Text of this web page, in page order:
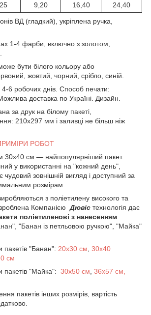
9,20 16,40 24,40
ВД (гладкий), укріплена ручка,
1-4 фарби, включно з золотом,
бути білого кольору або
жовтий, чорний, срібло, синій.
6 робочих днів. Способ печати:
доставка по Україні. Дизайн.
за друк на білому пакеті,
210х297 мм і заливці не більш ніж
РОБОТ
30х40 см — найпопулярніший пакет.
у використанні на "кожний день",
чудовий зовнішній вигляд і доступний за
розмірам.
з поліетилену високого та
КомпанієюДювіс технологія дає
поліетиленові з нанесенням
"Банан із петльовою ручкою", "Майка"
пакетів "Банан": 20х30 см, 30х40
см
пакетів "Майка": 30х50 см, 36х57 см,
пакетів інших розмірів, вартість